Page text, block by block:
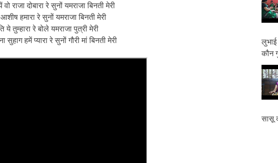
राजा दोबारा रे सुनों यमराजा बिनती मेरी
हमारा रे सुनों यमराजा बिनती मेरी
तुम्हारा रे बोले यमराजा पुत्री मेरी
हमें प्यारा रे सुनों गौरी मां बिनती मेरी
कौन
सासू